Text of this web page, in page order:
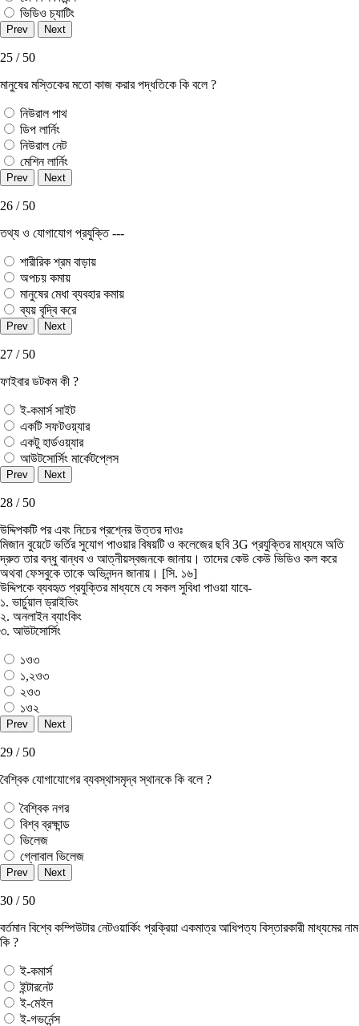
ভিডিও চ্যাটিং
25 / 50
মানুষের মস্তিকের মতো কাজ করার পদ্ধতিকে কি বলে ?
নিউরাল পাথ
ডিপ লার্নিং
নিউরাল নেট
মেশিন লার্নিং
26 / 50
তথ্য ও যোগাযোগ প্রযুক্তি ---
শারীরিক শ্রম বাড়ায়
অপচয় কমায়
মানুষের মেধা ব্যবহার কমায়
ব্যয় বৃদ্বি করে
27 / 50
ফাইবার ডটকম কী ?
ই-কমার্স সাইট
একটি সফটওয়্যার
একটু হার্ডওয়্যার
আউটসোর্সিং মার্কেটপ্লেস
28 / 50
উদ্দিপকটি পর এবং নিচের প্রশ্নের উত্তর দাওঃ
মিজান বুয়েটে ভর্তির সুযোগ পাওয়ার বিষয়টি ও কলেজের ছবি 3G প্রযুক্তির মাধ্যমে অতি
দ্রুত তার বন্ধু বান্ধব ও আত্নীয়স্বজনকে জানায়। তাদের কেউ কেউ ভিডিও কল করে
অথবা ফেসবুকে তাকে অভিনন্দন জানায়। [সি. ১৬]
উদ্দিপকে ব্যবহৃত প্রযুক্তির মাধ্যমে যে সকল সুবিধা পাওয়া যাবে-
১. ভার্চুয়াল ড্রাইভিং
২. অনলাইন ব্যাংকিং
৩. আউটসোর্সিং
১ও৩
১,২ও৩
২ও৩
১ও২
29 / 50
বৈশ্বিক যোগাযোগের ব্যবস্থাসমৃদ্ব স্থানকে কি বলে ?
বৈশ্বিক নগর
বিশ্ব ব্রক্ষান্ড
ভিলেজ
গ্লোবাল ভিলেজ
30 / 50
বর্তমান বিশ্বে কম্পিউটার নেটওয়ার্কিং প্রক্রিয়া একমাত্র আধিপত্য বিস্তারকারী মাধ্যমের নাম
কি ?
ই-কমার্স
ইন্টারনেট
ই-মেইল
ই-গভর্নেন্স